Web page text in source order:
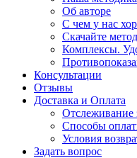
Об авторе
С чем у нас
Скачайте
Комплексы.
Консультации
Отзывы
Доставка и Оплата
Отслеживание
Способы
Условия
Задать вопрос